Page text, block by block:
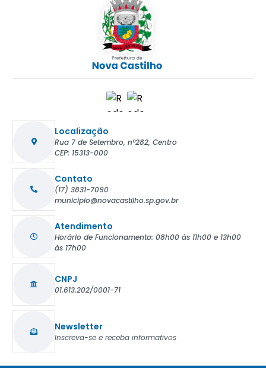
Localização
Rua 7 de Setembro, nº282, Centro
CEP: 15313-000
Contato
(17) 3831-7090
municipio@novacastilho.sp.gov.br
Atendimento
Horário de Funcionamento: 08h00 às 11h00 e 13h00
às 17h00
CNPJ
01.613.202/0001-71
Newsletter
Inscreva-se e receba informativos